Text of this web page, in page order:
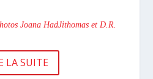
Joana HadJithomas et D.R.
LA SUITE